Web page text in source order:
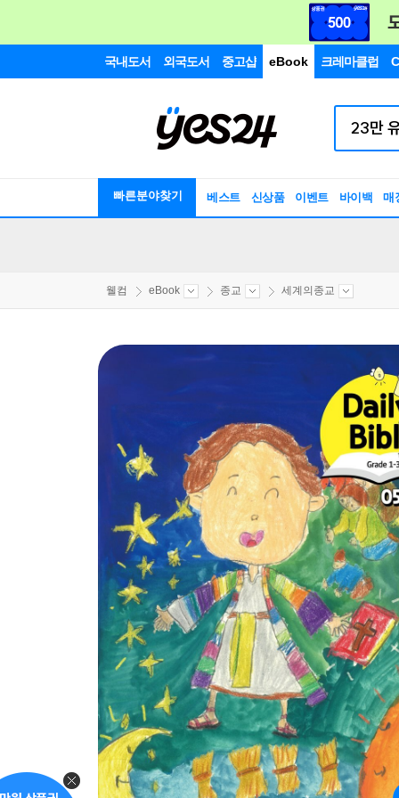
국내도서 외국도서 중고샵 eBook 크레마클럽
빠른분야찾기 베스트 신상품 이벤트 바이백 매
웰컴 eBook 종교 세계의종교